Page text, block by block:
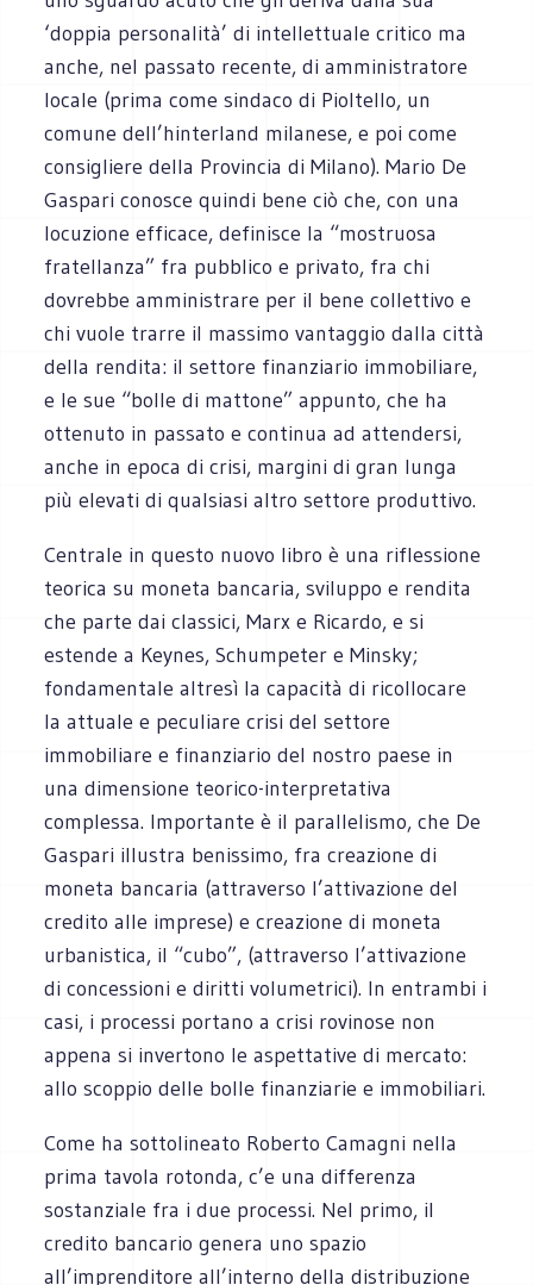
‘doppia personalità’ di intellettuale critico ma
anche, nel passato recente, di amministratore
locale (prima come sindaco di Pioltello, un
comune dell’hinterland milanese, e poi come
consigliere della Provincia di Milano). Mario De
Gaspari conosce quindi bene ciò che, con una
locuzione efficace, definisce la “mostruosa
fratellanza” fra pubblico e privato, fra chi
dovrebbe amministrare per il bene collettivo e
chi vuole trarre il massimo vantaggio dalla città
della rendita: il settore finanziario immobiliare,
e le sue “bolle di mattone” appunto, che ha
ottenuto in passato e continua ad attendersi,
anche in epoca di crisi, margini di gran lunga
più elevati di qualsiasi altro settore produttivo.
Centrale in questo nuovo libro è una riflessione
teorica su moneta bancaria, sviluppo e rendita
che parte dai classici, Marx e Ricardo, e si
estende a Keynes, Schumpeter e Minsky;
fondamentale altresì la capacità di ricollocare
la attuale e peculiare crisi del settore
immobiliare e finanziario del nostro paese in
una dimensione teorico-interpretativa
complessa. Importante è il parallelismo, che De
Gaspari illustra benissimo, fra creazione di
moneta bancaria (attraverso l’attivazione del
credito alle imprese) e creazione di moneta
urbanistica, il “cubo”, (attraverso l’attivazione
di concessioni e diritti volumetrici). In entrambi i
casi, i processi portano a crisi rovinose non
appena si invertono le aspettative di mercato:
allo scoppio delle bolle finanziarie e immobiliari.
Come ha sottolineato Roberto Camagni nella
prima tavola rotonda, c’e una differenza
sostanziale fra i due processi. Nel primo, il
credito bancario genera uno spazio
all’imprenditore all’interno della distribuzione